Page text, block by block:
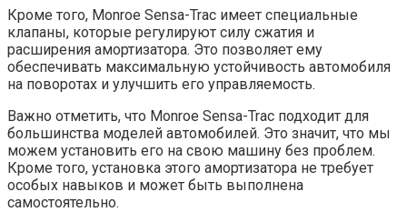
Кроме того, Monroe Sensa-Trac имеет специальные
клапаны, которые регулируют силу сжатия и
расширения амортизатора. Это позволяет ему
обеспечивать максимальную устойчивость автомобиля
на поворотах и улучшить его управляемость.
Важно отметить, что Monroe Sensa-Trac подходит для
большинства моделей автомобилей. Это значит, что мы
можем установить его на свою машину без проблем.
Кроме того, установка этого амортизатора не требует
особых навыков и может быть выполнена
самостоятельно.